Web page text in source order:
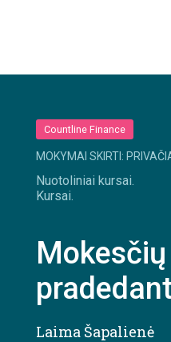
Countline Finance
MOKYMAI SKIRTI:
Nuotoliniai kursai.
Kursai.
Laima Šapalienė